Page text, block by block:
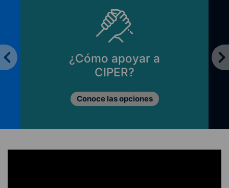
¿Cómo apoyar a
CIPER?
Conoce las opciones